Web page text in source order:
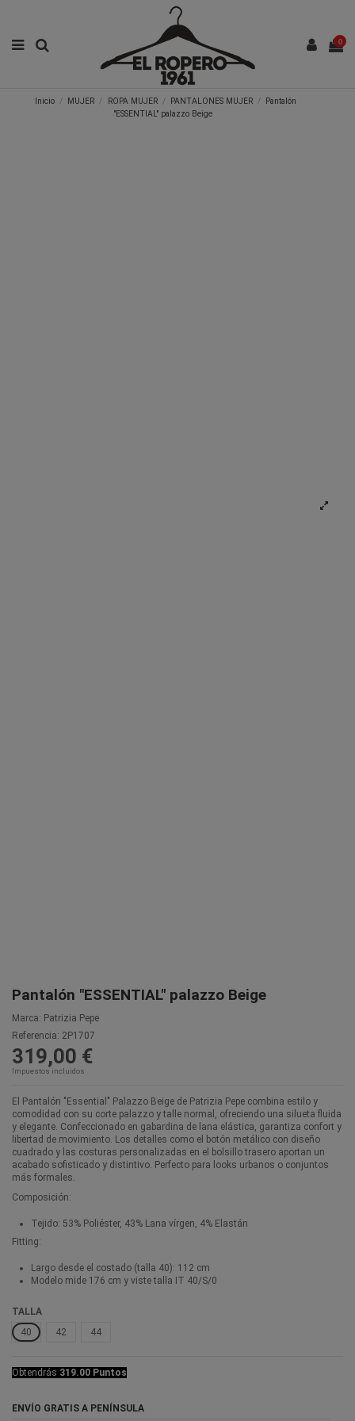
0
Inicio MUJER ROPA MUJER PANTALONES MUJER
Pantalón
"ESSENTIAL" palazzo Beige
Pantalón "ESSENTIAL" palazzo Beige
Marca: Patrizia Pepe
Referencia: 2P1707
319,00 €
Impuestos incluidos
El Pantalón "Essential" Palazzo Beige de Patrizia Pepe combina estilo y
comodidad con su corte palazzo y talle normal, ofreciendo una silueta fluida
y elegante. Confeccionado en gabardina de lana elástica, garantiza confort y
libertad de movimiento. Los detalles como el botón metálico con diseño
cuadrado y las costuras personalizadas en el bolsillo trasero aportan un
acabado sofisticado y distintivo. Perfecto para looks urbanos o conjuntos
más formales.
Composición:
Tejido: 53% Poliéster, 43% Lana vírgen, 4% Elastán
Fitting:
Largo desde el costado (talla 40): 112 cm
Modelo mide 176 cm y viste talla IT 40/S/0
TALLA
40
42 44
Obtendrás 319.00 Puntos
ENVÍO GRATIS A PENÍNSULA